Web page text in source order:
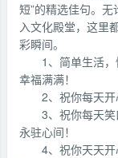
短”的精选佳句。
入文化殿堂，这里
彩瞬间。
1、简单生活
幸福满满！
2、祝你每天开
3、祝你每天
永驻心间！
4、祝你天天